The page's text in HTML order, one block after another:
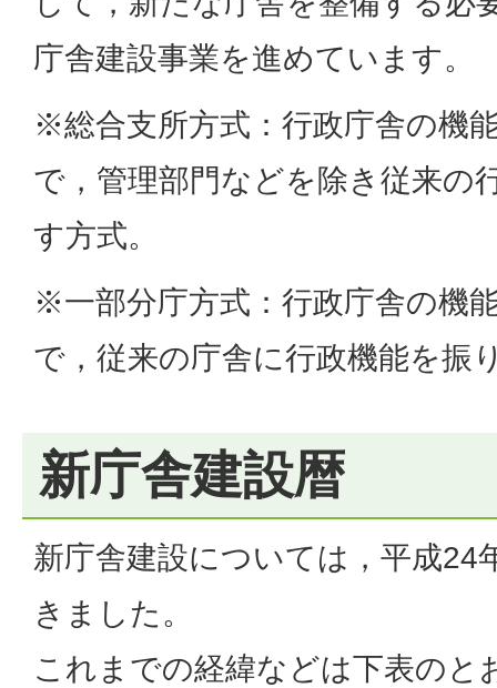
庁舎建設事業を進めています。
※総合支所方式：行政庁舎の機
で，管理部門などを除き従来の
す方式。
※一部分庁方式：行政庁舎の機
で，従来の庁舎に行政機能を振
新庁舎建設暦
新庁舎建設については，平成24
きました。
これまでの経緯などは下表のと